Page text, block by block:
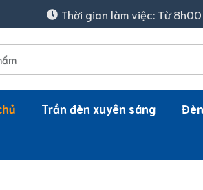
Thời gian làm việc: Từ
Trần đèn xuyên sáng